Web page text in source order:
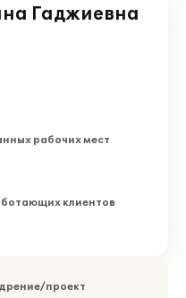
Гаджиевна
рабочих мест
клиентов
проект